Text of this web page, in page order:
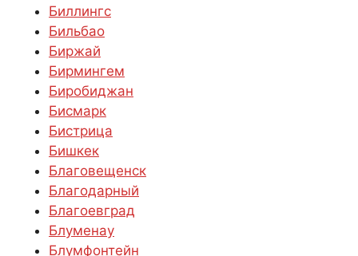
Биллингс
Бильбао
Биржай
Бирмингем
Биробиджан
Бисмарк
Бистрица
Бишкек
Благовещенск
Благодарный
Благоевград
Блуменау
Блумфонтейн